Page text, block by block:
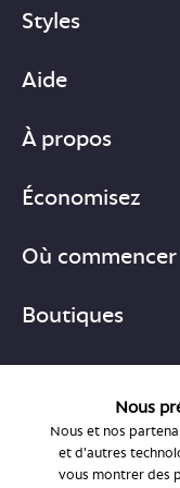
Styles
Aide
À propos
Économisez
Où commencer
Boutiques
1-877-755-6659
support@bonlook.com
Nous
Nous et nos
et d'autres
vous montrer des